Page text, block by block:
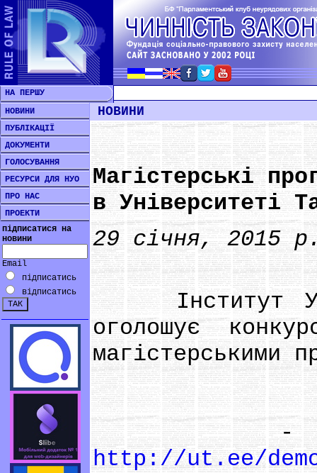
НА ПЕРШУ
НОВИНИ
ПУБЛІКАЦІЇ
ДОКУМЕНТИ
ГОЛОСУВАННЯ
РЕСУРСИ ДЛЯ НУО
ПРО НАС
ПРОЕКТИ
підписатися на
новини
Email
підписатись
відписатись
НОВИНИ
Магістерські
в Університеті
29 січня, 2015
Інститут
оголошує
магістерськими
-
http://ut.ee/